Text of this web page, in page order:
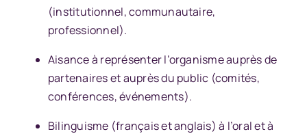
(institutionnel, communautaire,
professionnel).
Aisance à représenter l’organisme auprès de
partenaires et auprès du public (comités,
conférences, événements).
Bilinguisme (français et anglais) à l’oral et à